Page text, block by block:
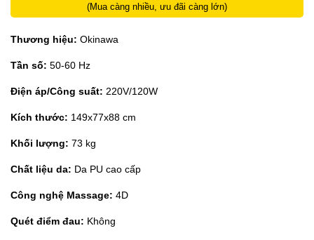
(Mua càng nhiều, ưu đãi càng lớn)
Thương hiệu: Okinawa
Tần số: 50-60 Hz
Điện áp/Công suất: 220V/120W
Kích thước: 149x77x88 cm
Khối lượng: 73 kg
Chất liệu da: Da PU cao cấp
Công nghệ Massage: 4D
Quét điểm đau: Không